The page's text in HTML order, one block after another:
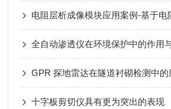
全自动渗透仪在环境保护中的作用
GPR 探地雷达在隧道衬砌检测中的
十字板剪切仪具有更为突出的表现